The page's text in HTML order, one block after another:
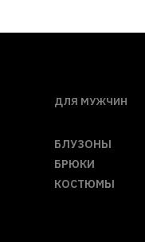
ДЛЯ МУЖЧИН
БЛУЗОНЫ
БРЮКИ
КОСТЮМЫ